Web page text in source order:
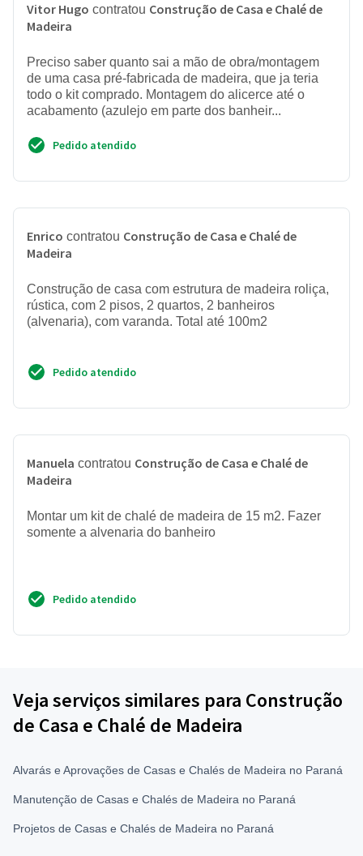
Vitor Hugo contratou Construção de Casa e Chalé de
Madeira
Preciso saber quanto sai a mão de obra/montagem
de uma casa pré-fabricada de madeira, que ja teria
todo o kit comprado. Montagem do alicerce até o
acabamento (azulejo em parte dos banheir...
Pedido atendido
Enrico contratou Construção de Casa e Chalé de
Madeira
Construção de casa com estrutura de madeira roliça,
rústica, com 2 pisos, 2 quartos, 2 banheiros
(alvenaria), com varanda. Total até 100m2
Pedido atendido
Manuela contratou Construção de Casa e Chalé de
Madeira
Montar um kit de chalé de madeira de 15 m2. Fazer
somente a alvenaria do banheiro
Pedido atendido
Veja serviços similares para Construção
de Casa e Chalé de Madeira
Alvarás e Aprovações de Casas e Chalés de Madeira no Paraná
Manutenção de Casas e Chalés de Madeira no Paraná
Projetos de Casas e Chalés de Madeira no Paraná